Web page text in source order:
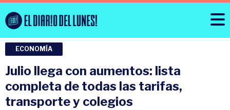
ECONOMÍA
Julio llega con aumentos: lista
completa de todas las tarifas,
transporte y colegios